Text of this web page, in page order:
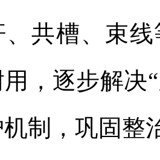
、共槽、束
，逐步解决
制，巩固整